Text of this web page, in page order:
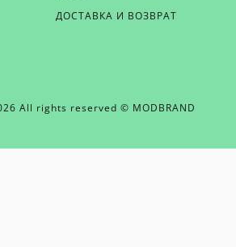
ДОСТАВКА И ВОЗВРАТ
All rights reserved © MODBRAND
ОТПРАВЬТЕ НАМ СВОЙ EMAIL